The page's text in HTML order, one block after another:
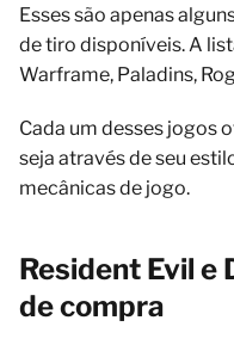
Esses são apenas
de tiro disponíveis. A
Warframe, Paladins,
Cada um desses jogos
seja através de seu
mecânicas de jogo.
Resident Evil e
de compra